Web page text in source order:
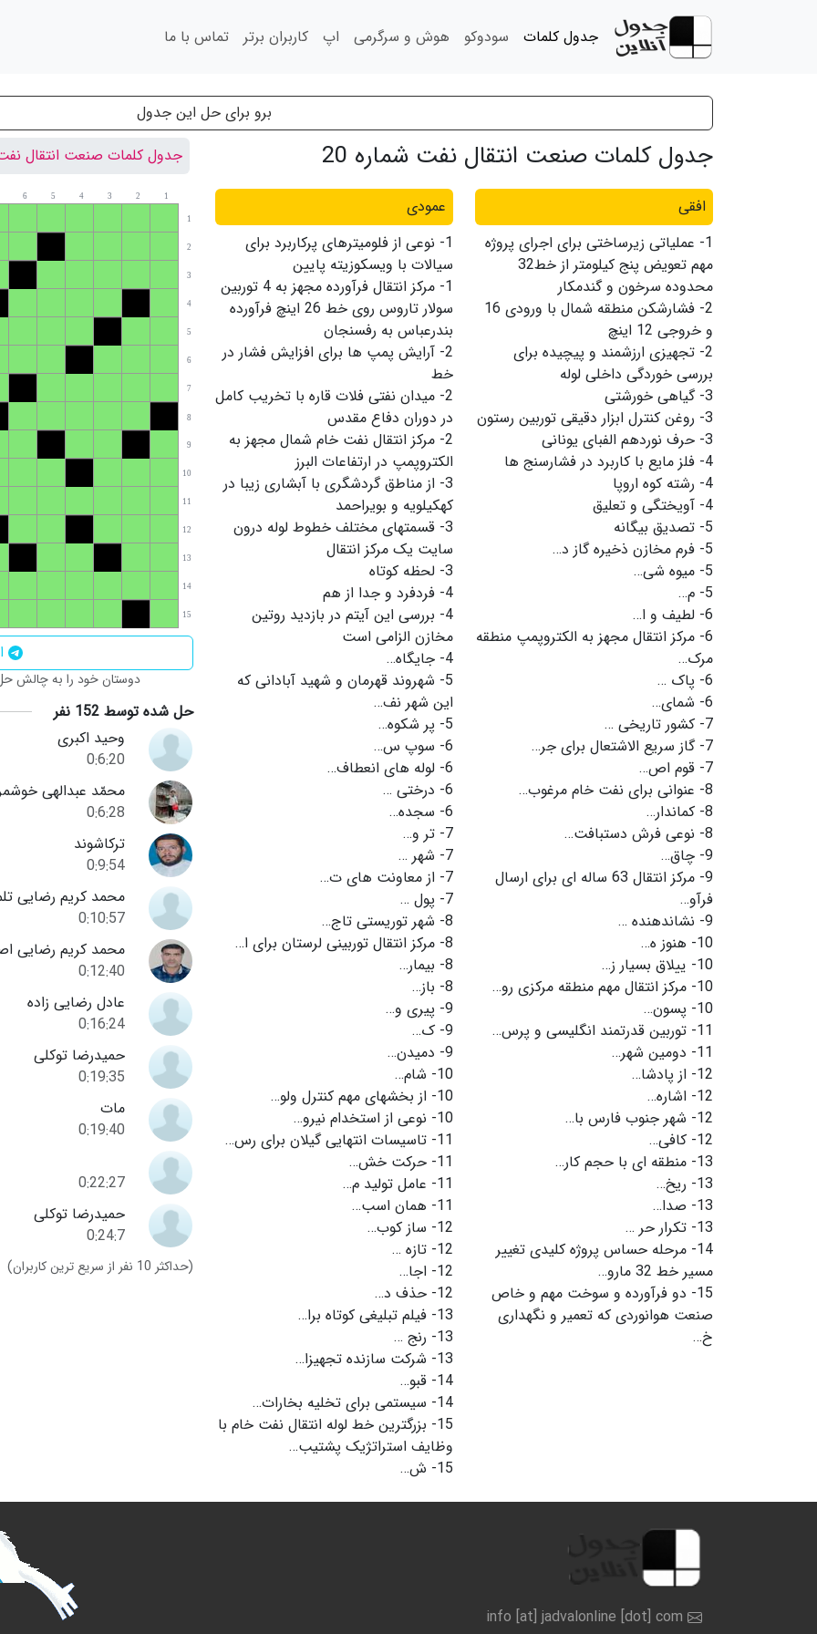
جدول کلمات سودوکو هوش و سرگرمی اپ کاربران برتر تماس با ما
برو برای حل این جدول
جدول کلمات صنعت انتقال نفت شماره 20 جدول کلمات صنعت انتقال نفت
1
1
2
3
4
5
6
2
3
4
5
6
7
8
9
10
11
12
13
14
15
دوستان خود را به چالش
حل شده توسط 152 نفر
وحید اکبری
0:6:20
محمّد عبدالهی
0:6:28
ترکاشوند
0:9:54
محمد کریم رضایی
0:10:57
محمد کریم رضایی
0:12:40
عادل رضایی زاده
0:16:24
حمیدرضا توکلی
0:19:35
مات
0:19:40
0:22:27
حمیدرضا توکلی
0:24:7
(حداکثر 10 نفر از سریع ترین کاربران)
افقی
1- عملیاتی زیرساختی برای اجرای پروژه
مهم تعویض پنج کیلومتر از خط32
محدوده سرخون و گندمکار
2-
فشارشکن منطقه شمال با ورودی 16
و خروجی 12 اینچ
2- تجهیزی ارزشمند و پیچیده برای
بررسی خوردگی داخلی لوله
3- گیاهی خورشتی
3- روغن کنترل ابزار دقیقی توربین رستون
3- حرف نوردهم الفبای یونانی
4- فلز مایع با کاربرد در فشارسنج ها
4- رشته کوه اروپا
4- آویختگی و تعلیق
5- تصدیق بیگانه
5- فرم مخازن ذخیره گاز د…
5- میوه شی…
5- م…
6- لطیف و ا…
6- مرکز انتقال مجهز به الکتروپمپ منطقه
مرک…
6- پاک …
6- شمای…
7- کشور تاریخی …
7- گاز سریع الاشتعال برای جر…
7- قوم اص…
8- عنوانی برای نفت خام مرغوب…
8- کماندار…
8- نوعی فرش دستبافت…
9- چاق…
9-
مرکز انتقال 63 ساله ای برای ارسال
فرآو…
9- نشاندهنده …
10- هنوز ه…
10- ییلاق بسیار ز…
10- مرکز انتقال مهم منطقه مرکزی رو…
10- پسون…
11- توربین قدرتمند انگلیسی و پرس…
11- دومین شهر…
12- از پادشا…
12- اشاره…
12- شهر جنوب فارس با…
12- کافی…
13- منطقه ای با حجم کار…
13- ریخ…
13- صدا…
13- تکرار حر …
14- مرحله حساس پروژه کلیدی تغییر
مسیر خط 32 مارو…
15- دو فرآورده و سوخت مهم و خاص
صنعت هوانوردی که تعمیر و نگهداری
خ…
عمودی
1- نوعی از فلومیترهای پرکاربرد برای
سیالات با ویسکوزیته پایین
1-
مرکز انتقال فرآورده مجهز به 4 توربین
سولار تاروس روی خط 26 اینچ فرآورده
بندرعباس به رفسنجان
2- آرایش پمپ ها برای افزایش فشار در
خط
2- میدان نفتی فلات قاره با تخریب کامل
در دوران دفاع مقدس
2- مرکز انتقال نفت خام شمال مجهز به
الکتروپمپ در ارتفاعات البرز
3- از مناطق گردشگری با آبشاری زیبا در
کهکیلویه و بویراحمد
3- قسمتهای مختلف خطوط لوله درون
سایت یک مرکز انتقال
3- لحظه کوتاه
4- فردفرد و جدا از هم
4- بررسی این آیتم در بازدید روتین
مخازن الزامی است
4- جایگاه…
5- شهروند قهرمان و شهید آبادانی که
این شهر نف…
5- پر شکوه…
6- سوپ س…
6- لوله های انعطاف…
6- درختی …
6- سجده…
7- تر و…
7- شهر …
7- از معاونت های ت…
7- پول …
8- شهر توریستی تاج…
8- مرکز انتقال توربینی لرستان برای ا…
8- بیمار…
8- باز…
9- پیری و…
9- ک…
9- دمیدن…
10- شام…
10- از بخشهای مهم کنترل ولو…
10- نوعی از استخدام نیرو…
11- تاسیسات انتهایی گیلان برای رس…
11- حرکت خش…
11- عامل تولید م…
11- همان اسب…
12- ساز کوب…
12- تازه …
12- اجا…
12- حذف د…
13- فیلم تبلیغی کوتاه برا…
13- رنج …
13- شرکت سازنده تجهیزا…
14- قبو…
14- سیستمی برای تخلیه بخارات…
15- بزرگترین خط لوله انتقال نفت خام با
وظایف استراتژیک پشتیب…
15- ش…
info [at] jadvalonline [dot] com